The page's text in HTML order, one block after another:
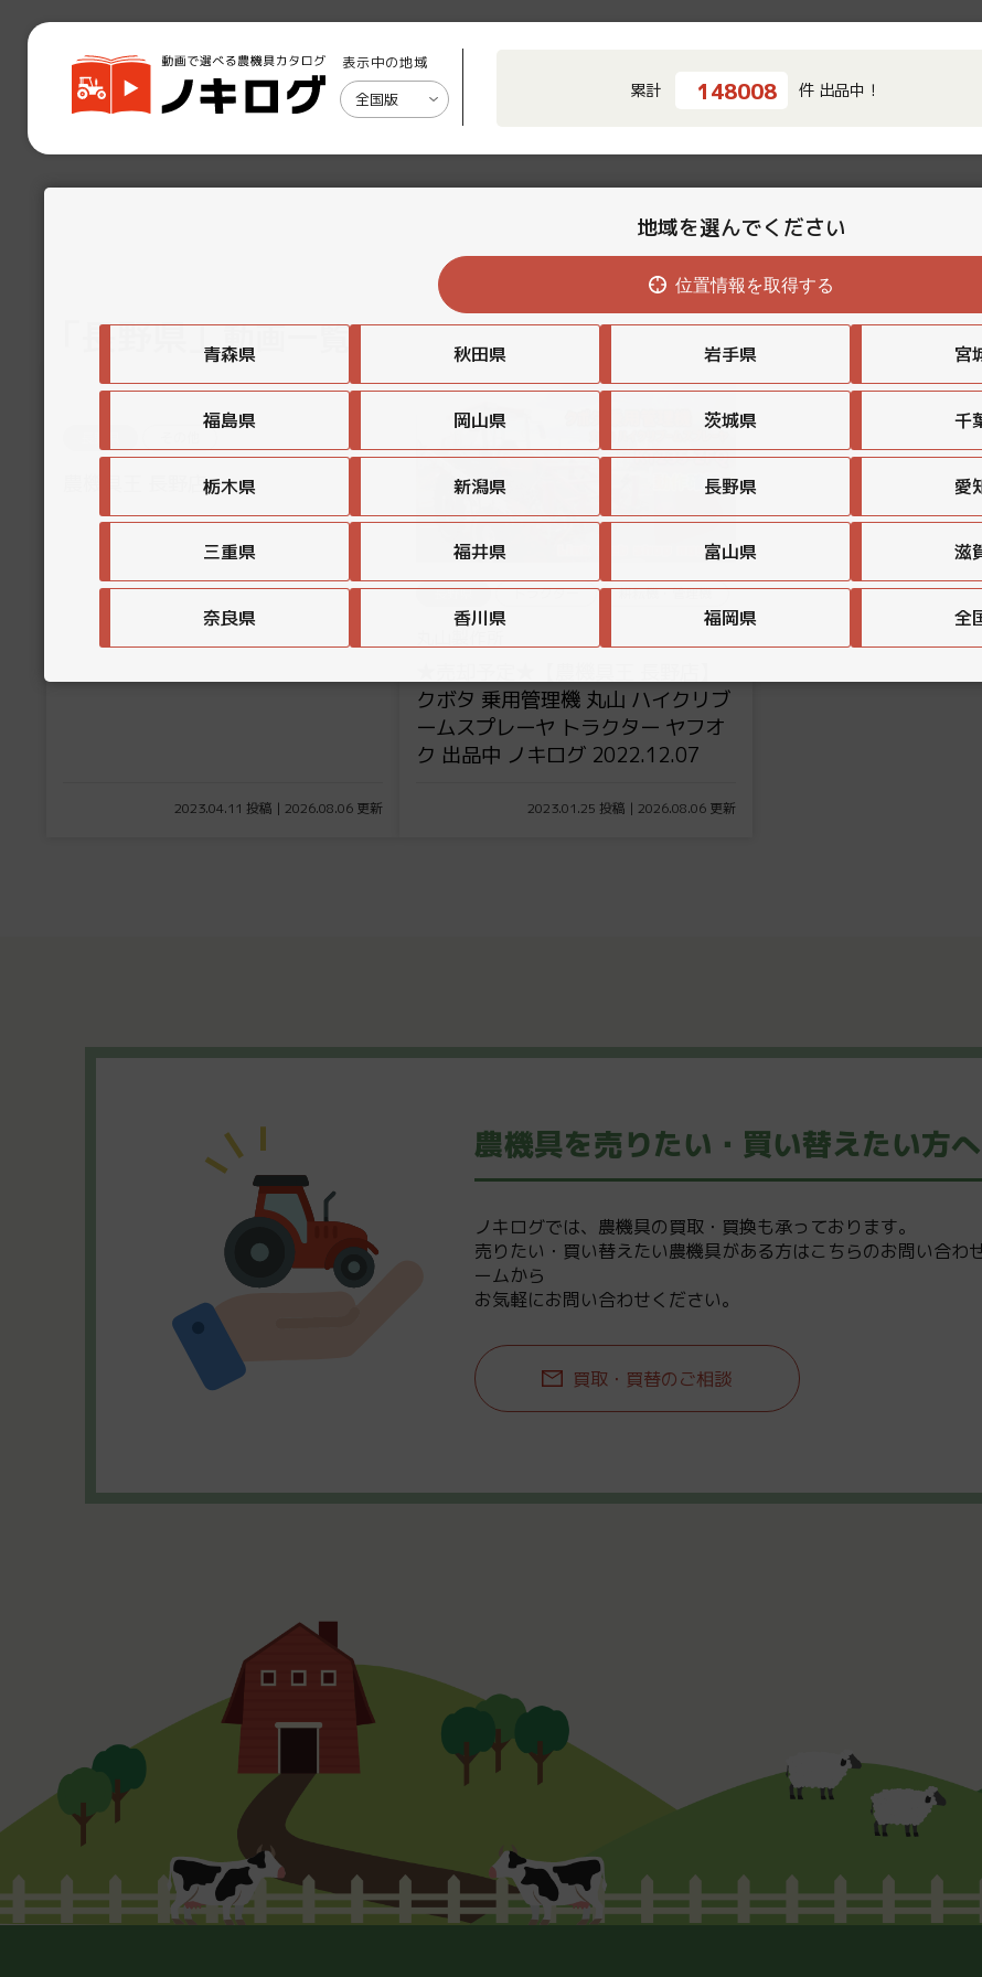
表示中の地域
全国版 累計 148008 件 出品中！
「長野県」動画一覧
農機具王 長野店
2023.04.11 投稿 | 2026.08.06 更新
長野県 トラクター 耕耘機・管理機
クボタ 乗用管理機 丸山 ハイクリブ
ームスプレーヤ トラクター ヤフオ
ク 出品中 ノキログ 2022.12.07
2023.01.25 投稿 | 2026.08.06 更新
農機具を売りたい・買い替えたい方へ
ノキログでは、農機具の買取・買換も承っております。
売りたい・買い替えたい農機具がある方はこちらのお問い合わ
ームから
お気軽にお問い合わせください。
買取・買替のご相談
地域を選んでください
位置情報を取得する
青森県 秋田県 岩手県 宮
福島県 岡山県 茨城県 千
栃木県 新潟県 長野県 愛
三重県 福井県 富山県 滋
奈良県 香川県 福岡県 全